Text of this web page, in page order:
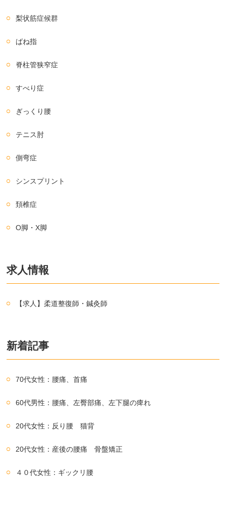
梨状筋症候群
ばね指
脊柱管狭窄症
すべり症
ぎっくり腰
テニス肘
側弯症
シンスプリント
頚椎症
O脚・X脚
求人情報
【求人】柔道整復師・鍼灸師
新着記事
70代女性：腰痛、首痛
60代男性：腰痛、左臀部痛、左下腿の痺れ
20代女性：反り腰 猫背
20代女性：産後の腰痛 骨盤矯正
４０代女性：ギックリ腰